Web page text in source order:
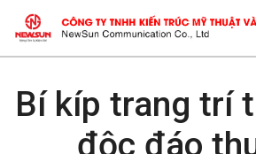
Bí kíp trang trí
độc đáo